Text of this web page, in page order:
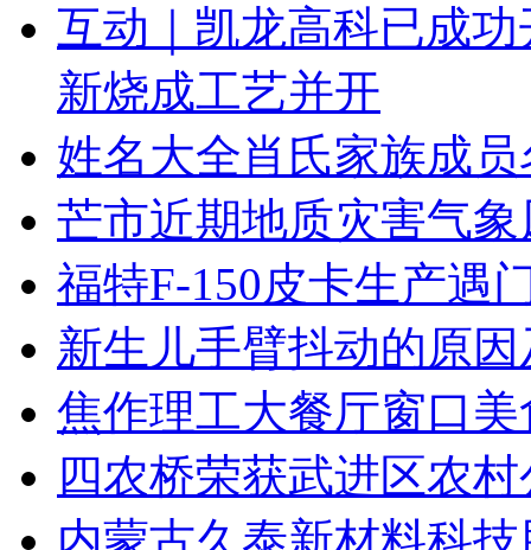
互动｜凯龙高科已成
新烧成工艺并开
姓名大全肖氏家族成员
芒市近期地质灾害气
福特F-150皮卡生产遇
新生儿手臂抖动的原
焦作理工大餐厅窗口
四农桥荣获武进区农
内蒙古久泰新材料科